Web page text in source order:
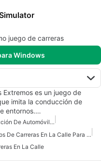
juego de carreras
Windows
Extremos es un juego de
imita la conducción de
entornos.…
Juegos De Conducción De Automóviles Para Android
Juegos De Carreras En La Calle Para Android
En La Calle